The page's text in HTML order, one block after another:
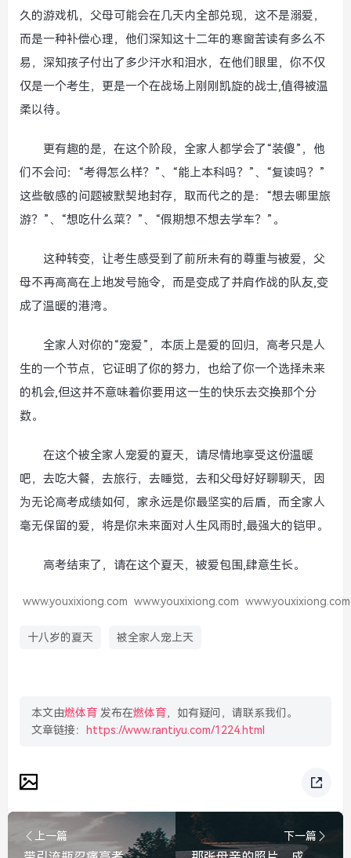
久的游戏机，父母可能会在几天内全部兑现，这不是溺爱，
而是一种补偿心理，他们深知这十二年的寒窗苦读有多么不
易，深知孩子付出了多少汗水和泪水，在他们眼里，你不仅
仅是一个考生，更是一个在战场上刚刚凯旋的战士,值得被温
柔以待。
更有趣的是，在这个阶段，全家人都学会了“装傻”，他
们不会问：“考得怎么样？”、“能上本科吗？”、“复读吗？”
这些敏感的问题被默契地封存，取而代之的是：“想去哪里旅
游？”、“想吃什么菜？”、“假期想不想去学车？”。
这种转变，让考生感受到了前所未有的尊重与被爱，父
母不再高高在上地发号施令，而是变成了并肩作战的队友,变
成了温暖的港湾。
全家人对你的“宠爱”，本质上是爱的回归，高考只是人
生的一个节点，它证明了你的努力，也给了你一个选择未来
的机会,但这并不意味着你要用这一生的快乐去交换那个分
数。
在这个被全家人宠爱的夏天，请尽情地享受这份温暖
吧，去吃大餐，去旅行，去睡觉，去和父母好好聊聊天，因
为无论高考成绩如何，家永远是你最坚实的后盾，而全家人
毫无保留的爱，将是你未来面对人生风雨时,最强大的铠甲。
高考结束了，请在这个夏天，被爱包围,肆意生长。
www.youxixiong.com www.youxixiong.com www.youxixiong.com
十八岁的夏天 被全家人宠上天
本文由燃体育 发布在燃体育，如有疑问，请联系我们。
文章链接：
https://www.rantiyu.com/1224.html
上一篇 下一篇